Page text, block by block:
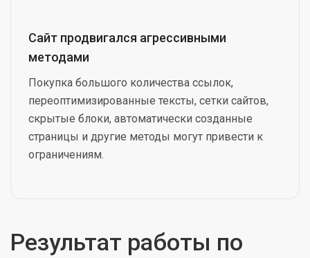
Сайт продвигался агрессивными
методами
Покупка большого количества ссылок,
переоптимизированные тексты, сетки сайтов,
скрытые блоки, автоматически созданные
страницы и другие методы могут привести к
ограничениям.
Результат работы по